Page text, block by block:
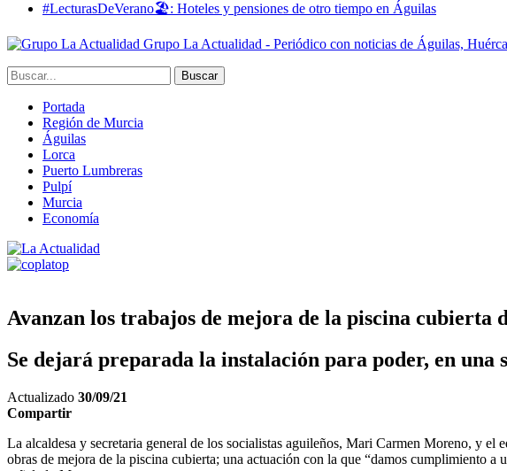
#LecturasDeVerano🏖: Hoteles y pensiones de otro tiempo en Águilas
Grupo La Actualidad - Periódico con noticias de Águilas,
Portada
Región de Murcia
Águilas
Lorca
Puerto Lumbreras
Pulpí
Murcia
Economía
Avanzan los trabajos de mejora de la piscina cubierta
Se dejará preparada la instalación para poder, en una
Actualizado 30/09/21
Compartir
La alcaldesa y secretaria general de los socialistas aguileños, Mari Carmen Moreno, y
obras de mejora de la piscina cubierta; una actuación con la que “damos cumplimiento